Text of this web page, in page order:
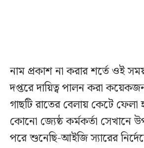
নাম প্রকাশ না করার শর্তে ওই
দপ্তরে দায়িত্ব পালন করা
গাছটি রাতের বেলায় কেটে
কোনো জ্যেষ্ঠ কর্মকর্তা সেখানে
পরে শুনেছি-আইজি স্যারের